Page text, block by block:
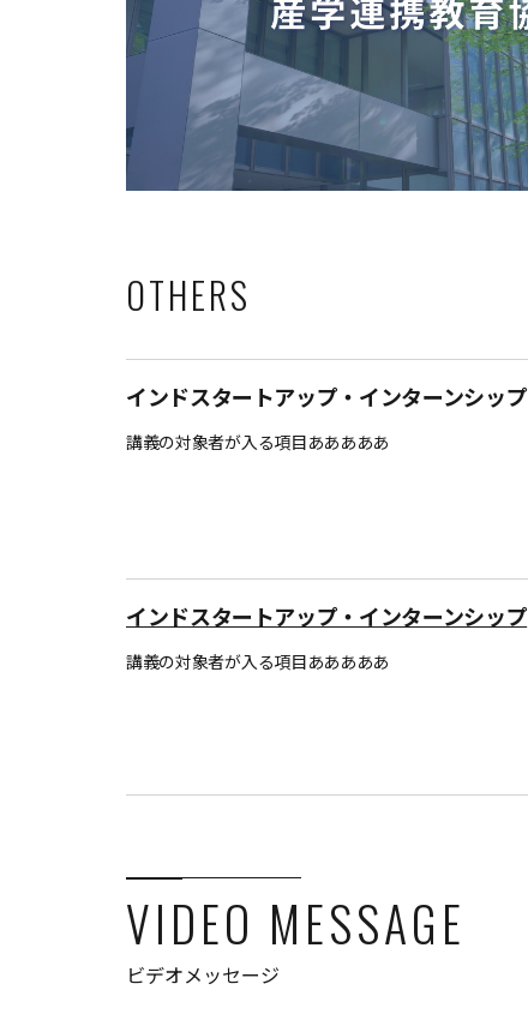
OTHERS
インドスタートアップ・インターンシップ
講義の対象者が入る項目あああああ
インドスタートアップ・インターンシップ
講義の対象者が入る項目あああああ
VIDEO MESSAGE
ビデオメッセージ